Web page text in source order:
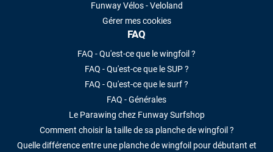
Funway Vélos - Veloland
Gérer mes cookies
FAQ
FAQ - Qu'est-ce que le wingfoil ?
FAQ - Qu'est-ce que le SUP ?
FAQ - Qu'est-ce que le surf ?
FAQ - Générales
Le Parawing chez Funway Surfshop
Comment choisir la taille de sa planche de wingfoil ?
Quelle différence entre une planche de wingfoil pour débutant et